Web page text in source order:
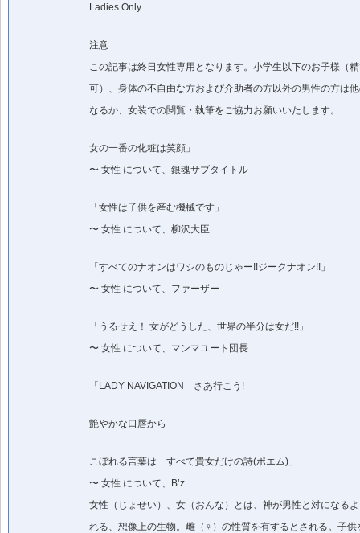
Ladies Only
注意
この記事は終日女性専用となります。小学生以下のお子様（
可）、身体の不自由な方および介助者の方以外の男性の方は
なるか、女装での閲覧・執筆をご協力お願いいたします。
女の一番の化粧は笑顔」
〜 女性 について、銀魂サブタイトル
「女性は子供を産む機械です」
〜 女性 について、柳沢大臣
「すべてのナオンはワシのものじゃー!!ジークナオン!!」
〜 女性 について、ファーザー
「うるせえ！ 女がどうした、世界の半分は女だ!!」
〜 女性 について、マンマユート団長
「LADY NAVIGATION さあ行こう!
艶やかな口唇から
こぼれる言葉は すべて貴女だけの詩(ポエム)」
〜 女性 について、B’z
女性（じょせい）、女（おんな）とは、神が男性と対になる
れる、想像上の生物。雌（♀）の性質を有するとされる。子供